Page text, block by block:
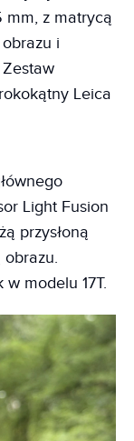
mm, z matrycą
i
Leica
Light Fusion
przysłoną
obrazu.
modelu 17T.